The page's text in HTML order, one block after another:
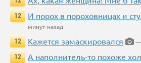
12
И порох в пороховницах и
минут назад
12
Кажется замаскировался
—
12
А наполнитель-то похоже